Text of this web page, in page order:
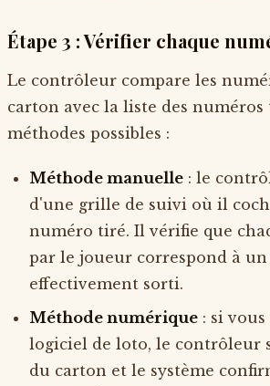
Étape 3 : Vérifier chaque
Le contrôleur compare les
carton avec la liste des numéros
méthodes possibles :
Méthode manuelle : le
d'une grille de suivi où il
numéro tiré. Il vérifie que
par le joueur correspond à
effectivement sorti.
Méthode numérique : si
logiciel de loto, le contrôleur
du carton et le système